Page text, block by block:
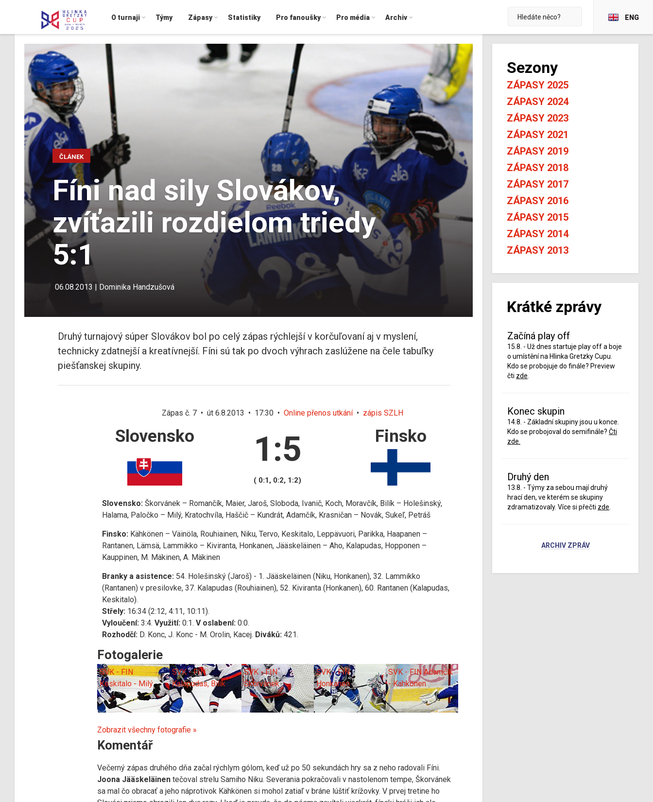
O turnaji Týmy Zápasy Statistiky Pro fanoušky Pro média Archiv ENG
ČLÁNEK
Fíni nad sily Slovákov,
zvíťazili rozdielom triedy
5:1
06.08.2013 | Dominika Handzušová
Druhý turnajový súper Slovákov bol po celý zápas rýchlejší v korčuľovaní aj v myslení,
technicky zdatnejší a kreatívnejší. Fíni sú tak po dvoch výhrach zaslúžene na čele tabuľky
piešťanskej skupiny.
Zápas č. 7 • út 6.8.2013 • 17:30 • Online přenos utkání• zápis SZLH
Slovensko 1:5
( 0:1, 0:2, 1:2)
Finsko
Slovensko: Škorvánek – Romančík, Maier, Jaroš, Sloboda, Ivanič, Koch, Moravčík, Bilík – Holešinský,
Halama, Paločko – Milý, Kratochvíla, Haščič – Kundrát, Adamčík, Krasničan – Novák, Sukeľ, Petráš
Finsko: Kähkönen – Väinöla, Rouhiainen, Niku, Tervo, Keskitalo, Leppävuori, Parikka, Haapanen –
Rantanen, Lämsä, Lammikko – Kiviranta, Honkanen, Jääskeläinen – Aho, Kalapudas, Hopponen –
Kauppinen, M. Mäkinen, A. Mäkinen
Branky a asistence: 54. Holešinský (Jaroš) - 1. Jääskeläinen (Niku, Honkanen), 32. Lammikko
(Rantanen) v presilovke, 37. Kalapudas (Rouhiainen), 52. Kiviranta (Honkanen), 60. Rantanen (Kalapudas,
Keskitalo).
Střely: 16:34 (2:12, 4:11, 10:11).
Vyloučení: 3:4. Využití: 0:1. V oslabení: 0:0.
Rozhodčí: D. Konc, J. Konc - M. Orolin, Kacej. Diváků: 421.
Fotogalerie
SVK - FIN
Keskitalo - Milý
SVK - FIN
Kalapudas, Bilík
SVK - FIN
Škorvánek
SVK - FIN
Honkanen
SVK - FIN Adamčík
- Kähkönen
Zobrazit všechny fotografie »
Komentář
Večerný zápas druhého dňa začal rýchlym gólom, keď už po 50 sekundách hry sa z neho radovali Fíni.
Joona Jääskeläinen tečoval strelu Samiho Niku. Severania pokračovali v nastolenom tempe, Škorvánek
sa mal čo obracať a jeho náprotivok Kähkönen si mohol zatiaľ v bráne lúštiť krížovky. V prvej tretine ho
Sezony
ZÁPASY 2025
ZÁPASY 2024
ZÁPASY 2023
ZÁPASY 2021
ZÁPASY 2019
ZÁPASY 2018
ZÁPASY 2017
ZÁPASY 2016
ZÁPASY 2015
ZÁPASY 2014
ZÁPASY 2013
Krátké zprávy
Začíná play off
15.8. - Už dnes startuje play off a boje
o umístění na Hlinka Gretzky Cupu.
Kdo se probojuje do finále? Preview
čti zde
Konec skupin
14.8. - Základní skupiny jsou u konce.
Kdo se probojoval do semifinále? Čti
zde.
Druhý den
13.8. - Týmy za sebou mají druhý
hrací den, ve kterém se skupiny
zdramatizovaly. Více si přečti zde
ARCHIV ZPRÁV